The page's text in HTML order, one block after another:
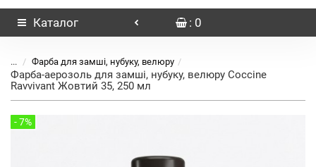
Каталог : 0
... Фарба для замші, нубуку, велюру
Фарба-аерозоль для замші, нубуку, велюру Coccine
Ravvivant Жовтий 35, 250 мл
- 7%